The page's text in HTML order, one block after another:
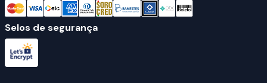
Selos de segurança